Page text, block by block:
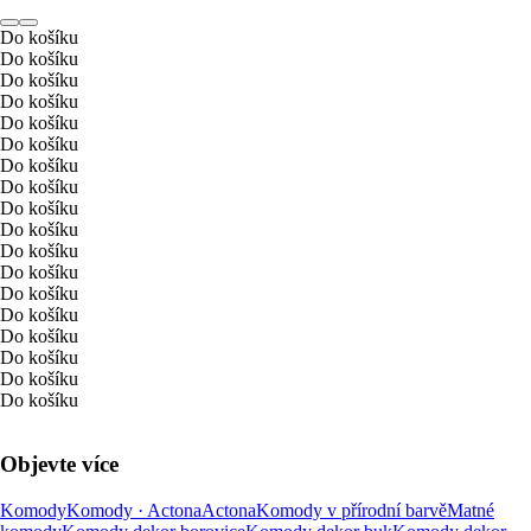
Do košíku
Do košíku
Do košíku
Do košíku
Do košíku
Do košíku
Do košíku
Do košíku
Do košíku
Do košíku
Do košíku
Do košíku
Do košíku
Do košíku
Do košíku
Do košíku
Do košíku
Do košíku
Objevte více
KomodyKomody · ActonaActonaKomody v přírodní barvěMatné